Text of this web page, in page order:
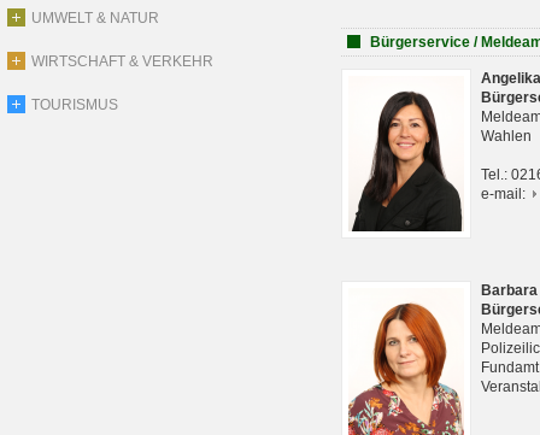
UMWELT & NATUR
WIRTSCHAFT & VERKEHR
TOURISMUS
Bürgerservice /
Wahlen
Tel.:
e-mail: